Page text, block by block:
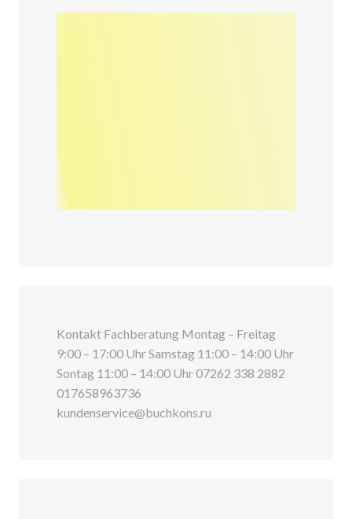
Kontakt Fachberatung Montag – Freitag
9:00 – 17:00 Uhr Samstag 11:00 – 14:00 Uhr
Sontag 11:00 – 14:00 Uhr 07262 338 2882
017658963736
kundenservice@buchkons.ru